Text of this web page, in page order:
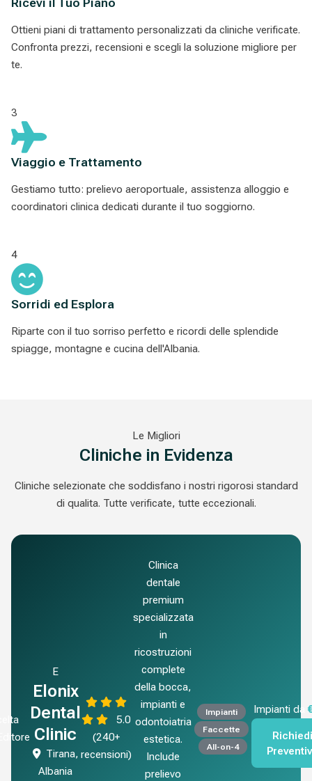
Ottieni piani di trattamento personalizzati da cliniche verificate.
Confronta prezzi, recensioni e scegli la soluzione migliore per
te.
3
Viaggio e Trattamento
Gestiamo tutto: prelievo aeroportuale, assistenza alloggio e
coordinatori clinica dedicati durante il tuo soggiorno.
4
Sorridi ed Esplora
Riparte con il tuo sorriso perfetto e ricordi delle splendide
spiagge, montagne e cucina dell'Albania.
Le Migliori
Cliniche in Evidenza
Cliniche selezionate che soddisfano i nostri rigorosi standard
di qualita. Tutte verificate, tutte eccezionali.
E
Elonix
Dental
Clinic
Tirana,
Albania
5.0
(240+
recensioni)
Clinica
dentale
premium
specializzata
in
ricostruzioni
complete
della bocca,
impianti e
odontoiatria
estetica.
Include
prelievo
Impianti
Faccette
All-on-4
Impianti da
Richiedi